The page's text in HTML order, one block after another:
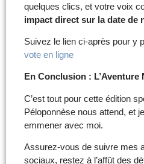
quelques clics, et votre voix
impact direct sur la date de
Suivez le lien ci-après pour y
vote en ligne
En Conclusion : L’Aventure
C’est tout pour cette édition
Péloponnèse nous attend, et
emmener avec moi.
Assurez-vous de suivre mes
sociaux, restez à l’affût des